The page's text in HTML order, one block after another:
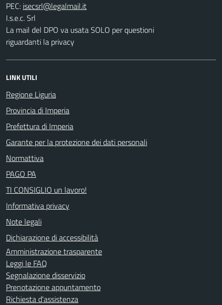
PEC:
I.s.e.c. Srl
La mail del DPO va usata SOLO per questioni
riguardanti la privacy
LINK UTILI
Regione Liguria
Provincia di Imperia
Prefettura di Imperia
Garante per la protezione dei dati personali
Normattiva
PAGO PA
TI CONSIGLIO un lavoro!
Informativa privacy
Note legali
Dichiarazione di accessibilità
Amministrazione trasparente
Leggi le FAQ
Segnalazione disservizio
Prenotazione appuntamento
Richiesta d'assistenza